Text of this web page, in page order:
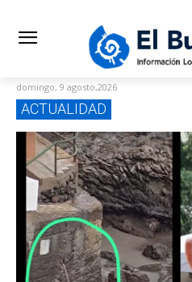
domingo, 9 agosto,2026
ACTUALIDAD